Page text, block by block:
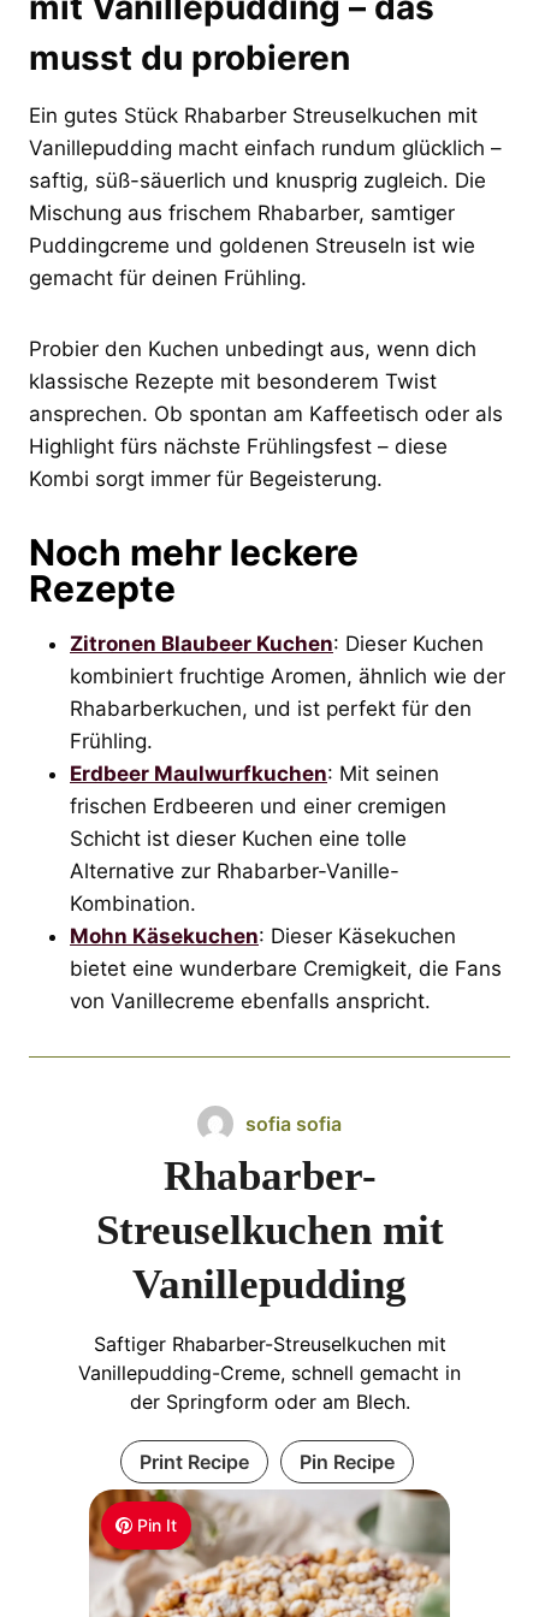
musst du probieren
Ein gutes Stück Rhabarber Streuselkuchen mit
Vanillepudding macht einfach rundum glücklich –
saftig, süß-säuerlich und knusprig zugleich. Die
Mischung aus frischem Rhabarber, samtiger
Puddingcreme und goldenen Streuseln ist wie
gemacht für deinen Frühling.
Probier den Kuchen unbedingt aus, wenn dich
klassische Rezepte mit besonderem Twist
ansprechen. Ob spontan am Kaffeetisch oder als
Highlight fürs nächste Frühlingsfest – diese
Kombi sorgt immer für Begeisterung.
Noch mehr leckere
Rezepte
Zitronen Blaubeer Kuchen: Dieser Kuchen
kombiniert fruchtige Aromen, ähnlich wie der
Rhabarberkuchen, und ist perfekt für den
Frühling.
Erdbeer Maulwurfkuchen: Mit seinen
frischen Erdbeeren und einer cremigen
Schicht ist dieser Kuchen eine tolle
Alternative zur Rhabarber-Vanille-
Kombination.
Mohn Käsekuchen: Dieser Käsekuchen
bietet eine wunderbare Cremigkeit, die Fans
von Vanillecreme ebenfalls anspricht.
Pin It
sofia sofia
Rhabarber-
Streuselkuchen mit
Vanillepudding
Saftiger Rhabarber-Streuselkuchen mit
Vanillepudding-Creme, schnell gemacht in
der Springform oder am Blech.
Print Recipe Pin Recipe